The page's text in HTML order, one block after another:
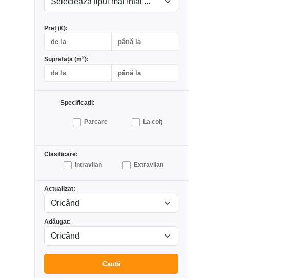
Preț (€):
Suprafața (m2):
Specificații:
Parcare La colț
Clasificare:
Intravilan
Extravilan
Actualizat:
Adăugat:
Caută